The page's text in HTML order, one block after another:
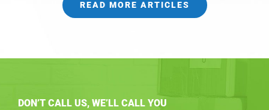
READ MORE ARTICLES
DON’T CALL US, WE’LL CALL YOU